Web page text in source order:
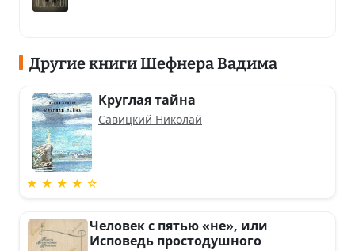
Другие книги Шефнера Вадима
★ ★ ★ ★ ☆
Круглая тайна
Савицкий Николай
Человек с пятью «не», или
Исповедь простодушного